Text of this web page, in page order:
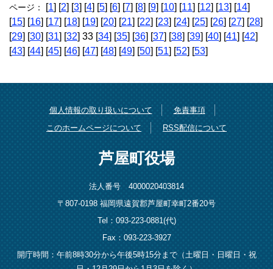
ページ： [1] [2] [3] [4] [5] [6] [7] [8] [9] [10] [11] [12] [13] [14]
[15] [16] [17] [18] [19] [20] [21] [22] [23] [24] [25] [26] [27] [28]
[29] [30] [31] [32] 33 [34] [35] [36] [37] [38] [39] [40] [41] [42]
[43] [44] [45] [46] [47] [48] [49] [50] [51] [52] [53]
個人情報の取り扱いについて
免責事項
このホームページについて
RSS配信について
芦屋町役場
法人番号 4000020403814
〒807-0198 福岡県遠賀郡芦屋町幸町2番20号
Tel：093-223-0881(代)
Fax：093-223-3927
開庁時間：午前8時30分から午後5時15分まで（土曜日・日曜日・祝